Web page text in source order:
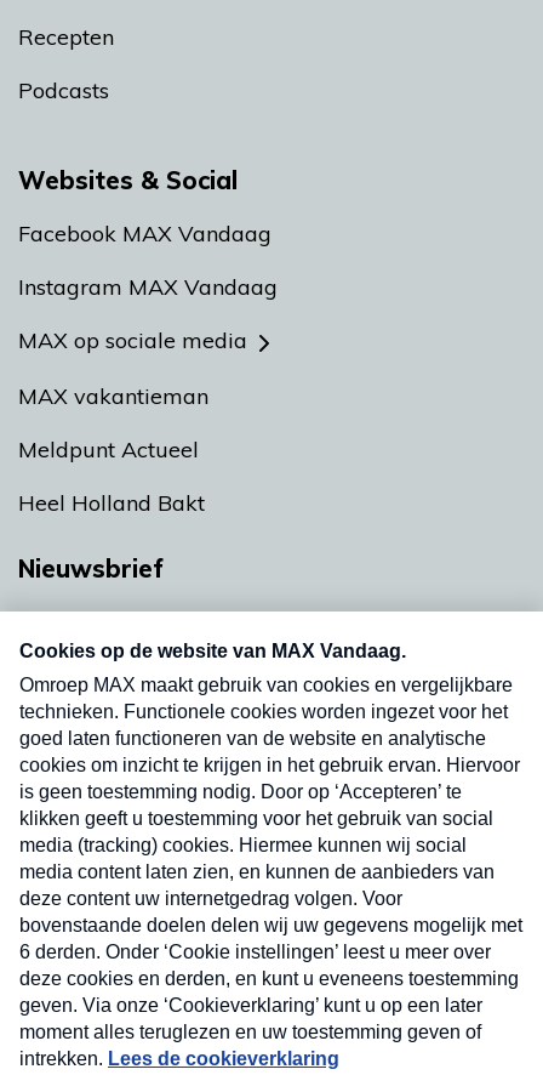
Recepten
Podcasts
Websites & Social
Facebook MAX Vandaag
Instagram MAX Vandaag
MAX op sociale media
MAX vakantieman
Meldpunt Actueel
Heel Holland Bakt
Nieuwsbrief
Neem hier een gratis abonnement op onze
nieuwsbrief. Elke vrijdag- en dinsdagochtend in
uw mailbox.
Verzend
Nieuwsbrief
Neem hier een gratis abonnement op onze
nieuwsbrief. Elke vrijdag- en dinsdagochtend in uw